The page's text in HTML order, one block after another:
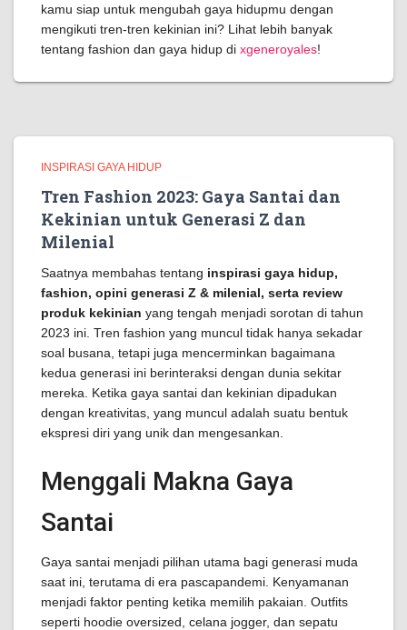
kamu siap untuk mengubah gaya hidupmu dengan
mengikuti tren-tren kekinian ini? Lihat lebih banyak
tentang fashion dan gaya hidup di xgeneroyales!
INSPIRASI GAYA HIDUP
Tren Fashion 2023: Gaya Santai dan
Kekinian untuk Generasi Z dan
Milenial
Saatnya membahas tentang inspirasi gaya hidup,
fashion, opini generasi Z & milenial, serta review
produk kekinian yang tengah menjadi sorotan di tahun
2023 ini. Tren fashion yang muncul tidak hanya sekadar
soal busana, tetapi juga mencerminkan bagaimana
kedua generasi ini berinteraksi dengan dunia sekitar
mereka. Ketika gaya santai dan kekinian dipadukan
dengan kreativitas, yang muncul adalah suatu bentuk
ekspresi diri yang unik dan mengesankan.
Menggali Makna Gaya
Santai
Gaya santai menjadi pilihan utama bagi generasi muda
saat ini, terutama di era pascapandemi. Kenyamanan
menjadi faktor penting ketika memilih pakaian. Outfits
seperti hoodie oversized, celana jogger, dan sepatu